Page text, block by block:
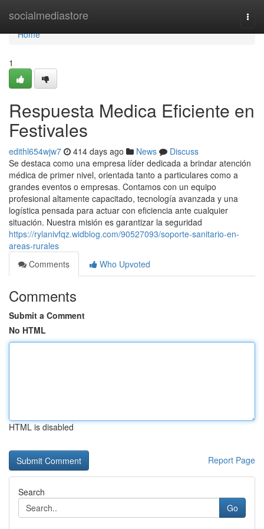
socialmediastore
Home
Home
1
Respuesta Medica Eficiente en
Festivales
edithl654wjw7 414 days ago News
Discuss
Se destaca como una empresa líder dedicada a brindar atención
médica de primer nivel, orientada tanto a particulares como a
grandes eventos o empresas. Contamos con un equipo
profesional altamente capacitado, tecnología avanzada y una
logística pensada para actuar con eficiencia ante cualquier
situación. Nuestra misión es garantizar la seguridad
https://rylanivfqz.widblog.com/90527093/soporte-sanitario-en-
areas-rurales
Comments
Who Upvoted
Comments
Submit a Comment
No HTML
HTML is disabled
Report Page
Search
Go